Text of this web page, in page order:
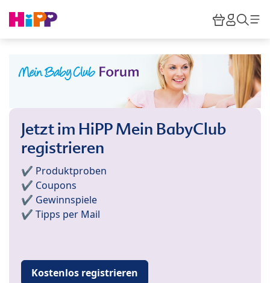
HiPP
Jetzt im HiPP Mein BabyClub
registrieren
✔️ Produktproben
✔️ Coupons
✔️ Gewinnspiele
✔️ Tipps per Mail
Kostenlos registrieren